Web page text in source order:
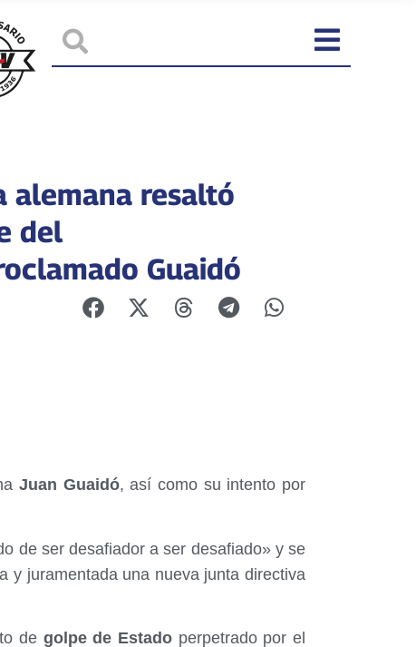
alemana resaltó
del
Guaidó
Juan Guaidó, así como su intento por
de ser desafiador a ser desafiado» y se
y juramentada una nueva junta directiva
de golpe de Estado perpetrado por el